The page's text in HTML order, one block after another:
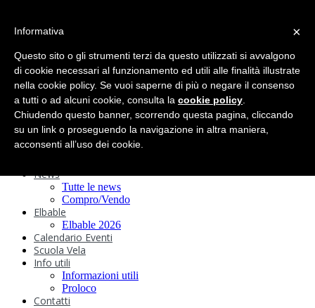
Circolo
Statuto e
Regolamenti
Storia
Ormeggi
Sede e Servizi
Attività
Safeguarding
News
Tutte le news
Compro/Vendo
Elbable
Elbable 2026
Calendario Eventi
Scuola Vela
Info utili
Informazioni utili
Proloco
Contatti
×
Informativa
Questo sito o gli strumenti terzi da questo utilizzati si avvalgono
di cookie necessari al funzionamento ed utili alle finalità illustrate
nella cookie policy. Se vuoi saperne di più o negare il consenso
a tutti o ad alcuni cookie, consulta la cookie policy
Chiudendo questo banner, scorrendo questa pagina, cliccando
su un link o proseguendo la navigazione in altra maniera,
acconsenti all’uso dei cookie.